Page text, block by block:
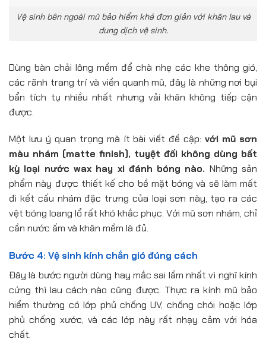
Vệ sinh bên ngoài mũ bảo hiểm khá đơn giản với khăn lau và
dung dịch vệ sinh.
Dùng bàn chải lông mềm để chà nhẹ các khe thông gió,
các rãnh trang trí và viền quanh mũ, đây là những nơi bụi
bẩn tích tụ nhiều nhất nhưng vải khăn không tiếp cận
được.
Một lưu ý quan trọng mà ít bài viết đề cập:với mũ sơn
màu nhám (matte finish), tuyệt đối không dùng bất
kỳ loại nước wax hay xi đánh bóng nào. Những sản
phẩm này được thiết kế cho bề mặt bóng và sẽ làm mất
đi kết cấu nhám đặc trưng của loại sơn này, tạo ra các
vệt bóng loang lổ rất khó khắc phục. Với mũ sơn nhám, chỉ
cần nước ấm và khăn mềm là đủ.
Bước 4: Vệ sinh kính chắn gió đúng cách
Đây là bước người dùng hay mắc sai lầm nhất vì nghĩ kính
cứng thì lau cách nào cũng được. Thực ra kính mũ bảo
hiểm thường có lớp phủ chống UV, chống chói hoặc lớp
phủ chống xước, và các lớp này rất nhạy cảm với hóa
chất.